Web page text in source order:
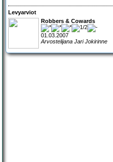
Levyarviot
Robbers & Cowards
01.03.2007
Arvostelijana Jari Jokirinne